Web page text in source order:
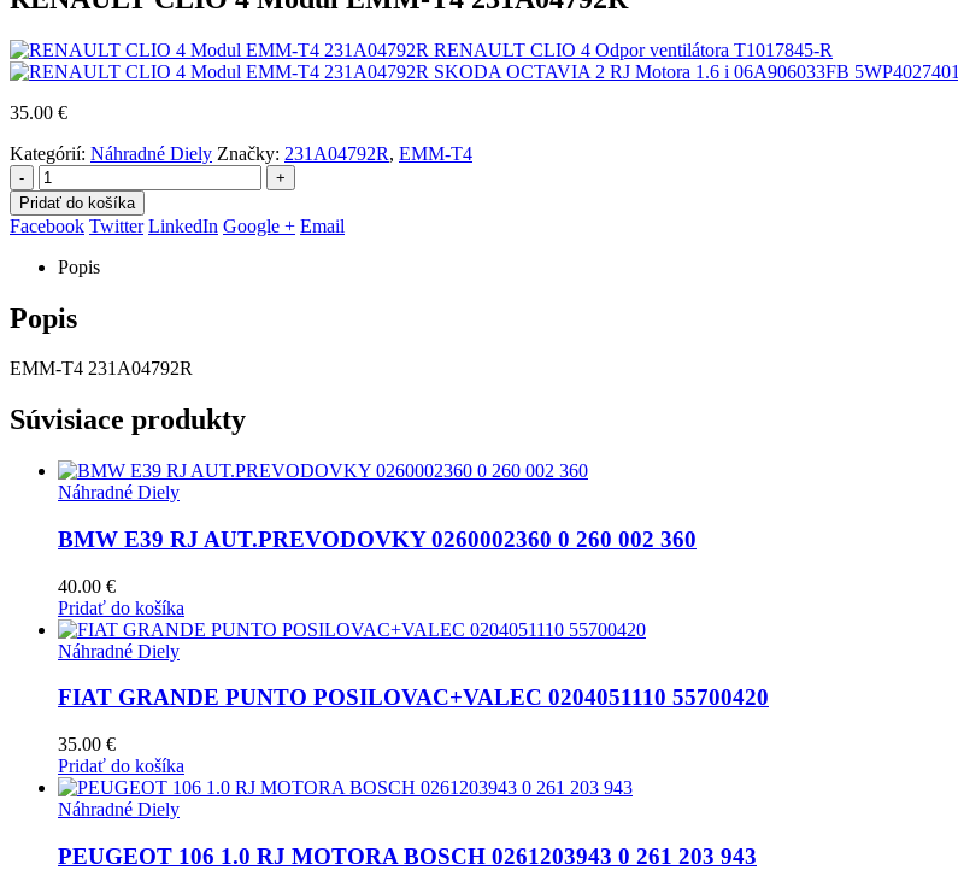
RENAULT CLIO 4 Odpor ventilátora T1017845-R
SKODA OCTAVIA 2 RJ Motora 1.6 i 06A906033FB 5WP4027401
35.00 €
Kategórií: Náhradné Diely Značky: 231A04792R, EMM-T4
-
+
Pridať do košíka
Facebook Twitter LinkedIn Google + Email
Popis
Popis
EMM-T4 231A04792R
Súvisiace produkty
Náhradné Diely
BMW E39 RJ AUT.PREVODOVKY 0260002360 0 260 002 360
40.00 €
Pridať do košíka
Náhradné Diely
FIAT GRANDE PUNTO POSILOVAC+VALEC 0204051110 55700420
35.00 €
Pridať do košíka
Náhradné Diely
PEUGEOT 106 1.0 RJ MOTORA BOSCH 0261203943 0 261 203 943